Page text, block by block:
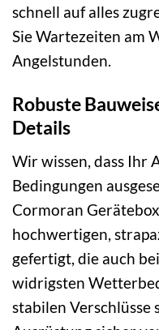
schnell auf alles
Sie Wartezeiten am
Angelstunden.
Robuste
Details
Wir wissen, dass Ihr
Bedingungen
Cormoran
hochwertigen,
gefertigt, die auch
widrigsten
stabilen Verschlüsse